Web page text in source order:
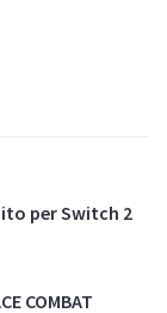
per Switch 2
COMBAT